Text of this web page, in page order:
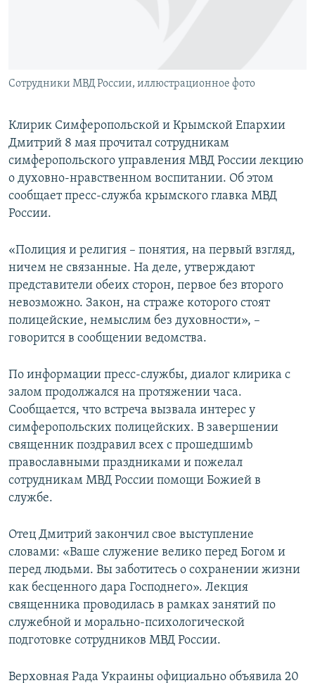
УКРАИНСКАЯ ПРОБЛЕМА КРЫМА
Сотрудники МВД России, иллюстрационное фото
Клирик Симферопольской и Крымской Епархии
Дмитрий 8 мая прочитал сотрудникам
симферопольского управления МВД России лекцию
о духовно-нравственном воспитании. Об этом
сообщает пресс-служба крымского главка МВД
России.
«Полиция и религия – понятия, на первый взгляд,
ничем не связанные. На деле, утверждают
представители обеих сторон, первое без второго
невозможно. Закон, на страже которого стоят
полицейские, немыслим без духовности», –
говорится в сообщении ведомства.
По информации пресс-службы, диалог клирика с
залом продолжался на протяжении часа.
Сообщается, что встреча вызвала интерес у
симферопольских полицейских. В завершении
священник поздравил всех с прошедшимb
православными праздниками и пожелал
сотрудникам МВД России помощи Божией в
службе.
Отец Дмитрий закончил свое выступление
словами: «Ваше служение велико перед Богом и
перед людьми. Вы заботитесь о сохранении жизни
как бесценного дара Господнего». Лекция
священника проводилась в рамках занятий по
служебной и морально-психологической
подготовке сотрудников МВД России.
Верховная Рада Украины официально объявила 20